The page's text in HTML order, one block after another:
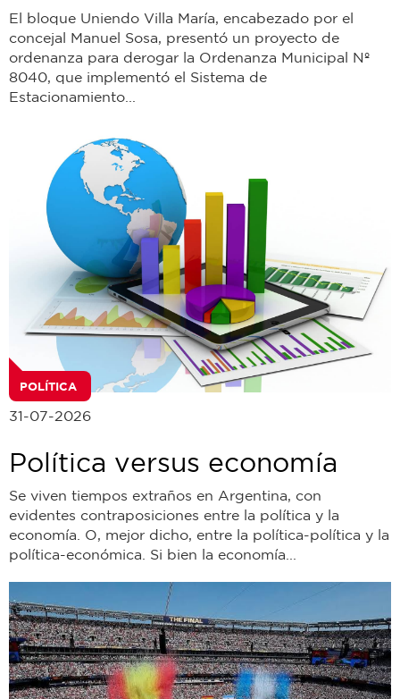
El bloque Uniendo Villa María, encabezado por el
concejal Manuel Sosa, presentó un proyecto de
ordenanza para derogar la Ordenanza Municipal Nº
8040, que implementó el Sistema de
Estacionamiento...
POLÍTICA
31-07-2026
Política versus economía
Se viven tiempos extraños en Argentina, con
evidentes contraposiciones entre la política y la
economía. O, mejor dicho, entre la política-política y la
política-económica. Si bien la economía...